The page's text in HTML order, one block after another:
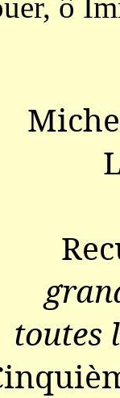
toutes